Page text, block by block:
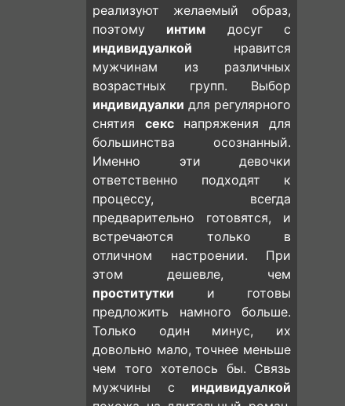
реализуют желаемый образ,
поэтому интим досуг с
индивидуалкой нравится
мужчинам из различных
возрастных групп. Выбор
индивидуалки для регулярного
снятия секснапряжения для
большинства осознанный.
Именно эти девочки
ответственно подходят к
процессу, всегда
предварительно готовятся, и
встречаются только в
отличном настроении. При
этом дешевле, чем
проститутки и готовы
предложить намного больше.
Только один минус, их
довольно мало, точнее меньше
чем того хотелось бы. Связь
мужчины с индивидуалкой